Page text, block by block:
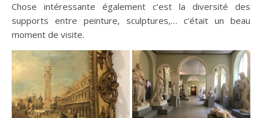
Chose intéressante également c’est la diversité des
supports entre peinture, sculptures,… c’était un beau
moment de visite.